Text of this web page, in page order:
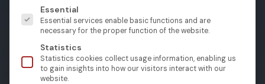
Es folgt eine Liste der Service-Gruppen, für die eine
Essential
Essential services enable basic functions and are
necessary for the proper function of the website.
Statistics
Statistics cookies collect usage information, enabling us
to gain insights into how our visitors interact with our
website.